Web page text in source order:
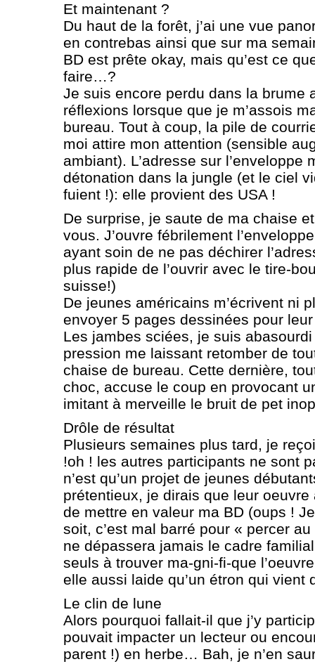
Et maintenant ?
Du haut de la forêt, j’ai une vue
en contrebas ainsi que sur ma
BD est prête okay, mais qu’est ce
faire…?
Je suis encore perdu dans la brume
réflexions lorsque que je m’assois
bureau. Tout à coup, la pile de
moi attire mon attention (sensible
ambiant). L’adresse sur l’enveloppe
détonation dans la jungle (et le ciel
fuient !): elle provient des USA !
De surprise, je saute de ma chaise
vous. J’ouvre fébrilement
ayant soin de ne pas déchirer
plus rapide de l’ouvrir avec le tire-
suisse!)
De jeunes américains m’écrivent ni
envoyer 5 pages dessinées pour
Les jambes sciées, je suis
pression me laissant retomber de
chaise de bureau. Cette dernière,
choc, accuse le coup en provocant
imitant à merveille le bruit de pet
Drôle de résultat
Plusieurs semaines plus tard, je
!oh ! les autres participants ne sont
n’est qu’un projet de jeunes
prétentieux, je dirais que leur oeuvre
de mettre en valeur ma BD (oups !
soit, c’est mal barré pour « percer
ne dépassera jamais le cadre
seuls à trouver ma-gni-fi-que
elle aussi laide qu’un étron qui vient
Le clin de lune
Alors pourquoi fallait-il que j’y
pouvait impacter un lecteur ou
parent !) en herbe… Bah, je n’en